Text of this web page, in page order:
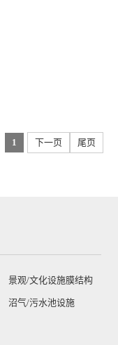
1 下一页 尾页
景观/文化设施膜结构
沼气/污水池设施